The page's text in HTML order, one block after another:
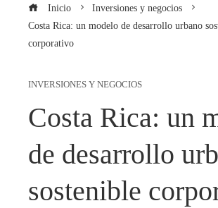
Inicio
Inversiones y negocios
Costa Rica: un modelo de desarrollo urbano
corporativo
INVERSIONES Y NEGOCIOS
Costa Rica: un
de desarrollo
sostenible